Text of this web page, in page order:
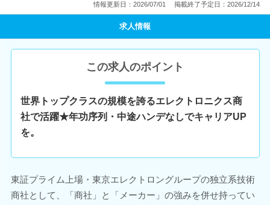
情報更新日：2026/07/01 掲載終了予定日：2026/12/14
求人情報
この求人のポイント
世界トップクラスの規模を誇るエレクトロニクス商
社で活躍★年功序列・中途ハンデなしでキャリアUP
を。
東証プライム上場・東京エレクトロングループの独立系技術
商社として、「商社」と「メーカー」の強みを併せ持ってい